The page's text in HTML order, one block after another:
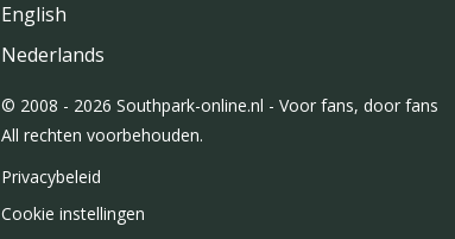
English
Nederlands
© 2008 - 2026 Southpark-online.nl - Voor fans, door fans
All rechten voorbehouden.
Privacybeleid
Cookie instellingen